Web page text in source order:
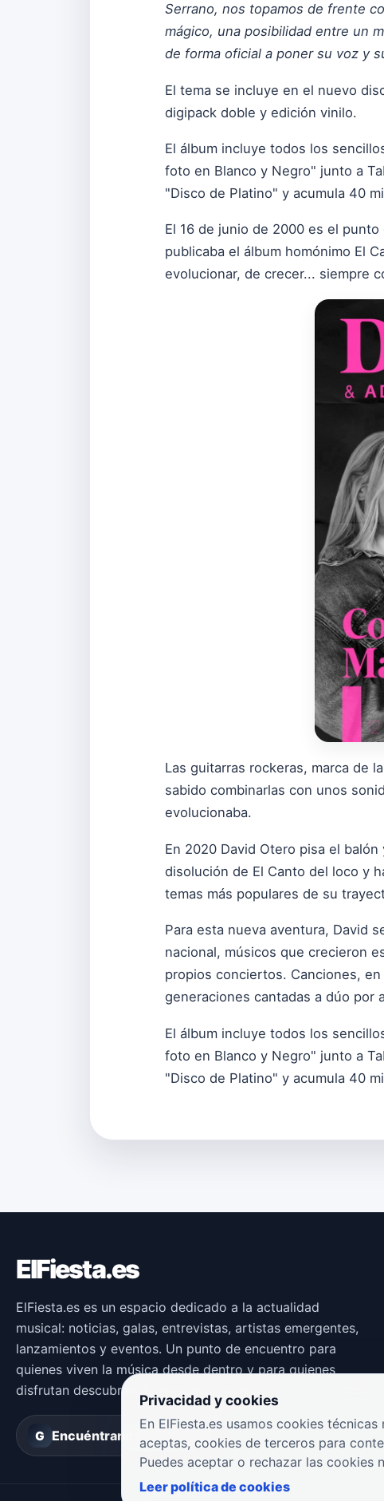
Serrano, nos topamos de frente
mágico, una posibilidad entre un
de forma oficial a poner su voz y
El tema se incluye en el nuevo
digipack doble y edición vinilo.
El álbum incluye todos los
foto en Blanco y Negro" junto a
"Disco de Platino" y acumula 40
El 16 de junio de 2000 es el
publicaba el álbum homónimo El
evolucionar, de crecer... siempre
Las guitarras rockeras, marca de
sabido combinarlas con unos
evolucionaba.
En 2020 David Otero pisa el
disolución de El Canto del loco y
temas más populares de su
Para esta nueva aventura, David
nacional, músicos que crecieron
propios conciertos. Canciones,
generaciones cantadas a dúo por
El álbum incluye todos los
foto en Blanco y Negro" junto a
"Disco de Platino" y acumula 40
ElFiesta.es
ElFiesta.es es un espacio dedicado a la actualidad
musical: noticias, galas, entrevistas, artistas emergentes,
lanzamientos y eventos. Un punto de encuentro para
quienes viven la música desde dentro y para quienes
disfrutan descubriendo nuevas propuestas.
G Encuéntranos en Groover
Privacidad y cookies
En ElFiesta.es usamos cookies
aceptas, cookies de terceros para
Puedes aceptar o rechazar las cookies
Leer política de cookies